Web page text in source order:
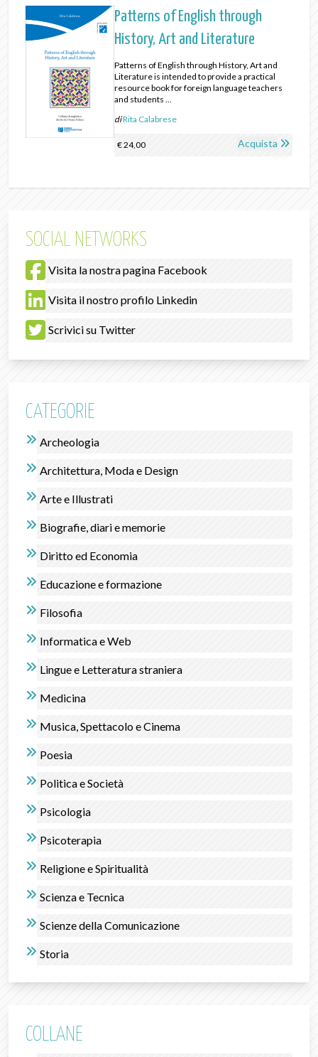
Patterns of English through
History, Art and Literature
Patterns of English through History, Art and
Literature is intended to provide a practical
resource book for foreign language teachers
and students ...
diRita Calabrese
€ 24,00 Acquista
SOCIAL NETWORKS
Visita la nostra pagina Facebook
Visita il nostro profilo Linkedin
Scrivici su Twitter
CATEGORIE
Archeologia
Architettura, Moda e Design
Arte e Illustrati
Biografie, diari e memorie
Diritto ed Economia
Educazione e formazione
Filosofia
Informatica e Web
Lingue e Letteratura straniera
Medicina
Musica, Spettacolo e Cinema
Poesia
Politica e Società
Psicologia
Psicoterapia
Religione e Spiritualità
Scienza e Tecnica
Scienze della Comunicazione
Storia
COLLANE